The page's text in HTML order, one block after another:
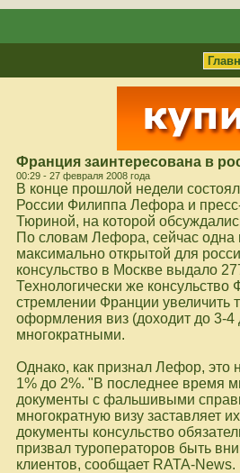
Франция заинтересована в
00:29 - 27 февраля 2008 года
В конце прошлой недели
России Филиппа Лефора и
Тюриной, на которой
По словам Лефора, сейчас одна
максимально открытой для
консульство в Москве выдало
Технологически же
стремлении Франции увеличить
оформления виз (доходит до 3-4
многократными.
Однако, как признал Лефор, это
1% до 2%. "В последнее время
документы с фальшивыми
многократную визу заставляет
документы консульство
призвал туроператоров быть
клиентов, сообщает RATA-News.